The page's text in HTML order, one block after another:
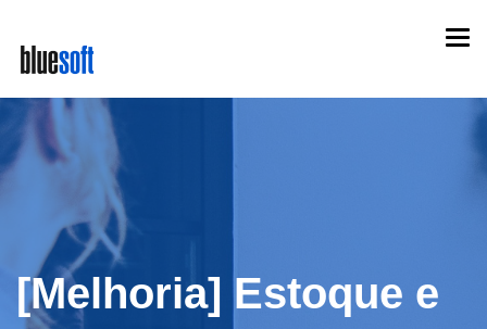
main
[Melhoria] Estoque e